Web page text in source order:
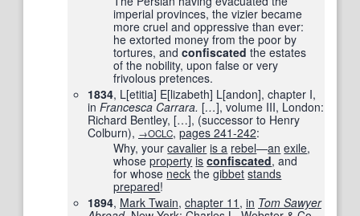
imperial provinces, the vizier became
more cruel and oppressive than ever:
he extorted money from the poor by
tortures, andconfiscated the estates
of the nobility, upon false or very
frivolous pretences.
1834, L[etitia] E[lizabeth] L[andon], chapter I,
in Francesca Carrara. […], volume III, London:
Richard Bentley, […], (successor to Henry
Colburn), →OCLC, pages 241-242:
Why, yourcavalier is a rebel—an exile,
whoseproperty is confiscated, and
for whose neck thegibbet stands
prepared!
1894, Mark Twain, chapter 11 , in Tom Sawyer